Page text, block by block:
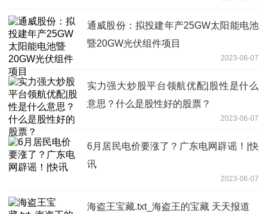
通威股份：拟投建年产25GW太阳能电池
暨20GW光伏组件项目
2023-06-07
实力强大炒股平台领航优配|股性是什么
意思？什么是股性好的股票？
2023-06-07
6月居民电价要涨了？广东电网辟谣！|快
讯
2023-06-07
海盗王宝藏.txt_海盗王的宝藏 天天报道